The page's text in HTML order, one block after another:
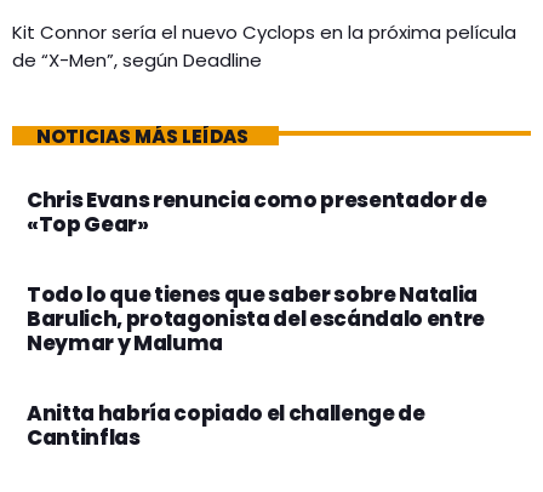
Kit Connor sería el nuevo Cyclops en la próxima película
de “X-Men”, según Deadline
NOTICIAS MÁS LEÍDAS
Chris Evans renuncia como presentador de
«Top Gear»
Todo lo que tienes que saber sobre Natalia
Barulich, protagonista del escándalo entre
Neymar y Maluma
Anitta habría copiado el challenge de
Cantinflas